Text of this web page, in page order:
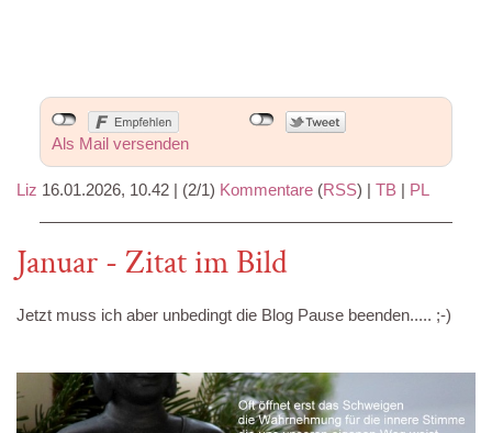
Als Mail versenden
Liz 16.01.2026, 10.42 | (2/1) Kommentare (RSS) | TB | PL
Januar - Zitat im Bild
Jetzt muss ich aber unbedingt die Blog Pause beenden..... ;-)